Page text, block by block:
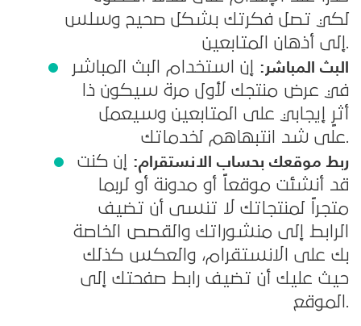
لكي تصل فكرتك بشكل صحيح وسلس
إلى أذهان المتابعين.
البث المباشر: إن استخدام البث المباشر
في عرض منتجك لأول مرة سيكون ذا
أثرٍ إيجابي على المتابعين وسيعمل
على شد انتبهاهم لخدماتك.
ربط موقعك بحساب الانستقرام: إن كنت
قد أنشئت موقعاً أو مدونة أو لربما
متجراً لمنتجاتك لا تنسى أن تضيف
الرابط إلى منشوراتك والقصص الخاصة
بك على الانستقرام، والعكس كذلك
حيث عليك أن تضيف رابط صفحتك إلى
الموقع.